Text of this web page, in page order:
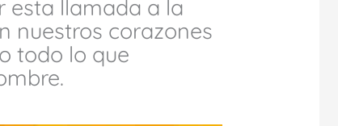
esta llamada a la
nuestros corazones
todo lo que